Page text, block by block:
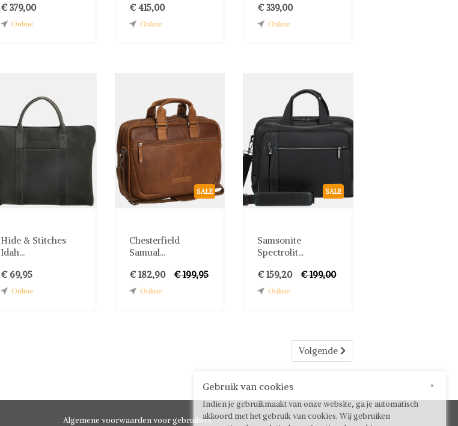
€ 379,00
Online
€ 415,00
Online
€ 339,00
Online
Hide & Stitches
Idah...
€ 69,95
Online
SALE
Chesterfield
Samual...
€ 182,90
€ 199,95
Online
SALE
Samsonite
Spectrolit...
€ 159,20
€ 199,00
Online
Volgende
Algemene voorwaarden voor gebruikers
×
Gebruik van cookies
Indien je gebruikmaakt van onze website, ga je automatisch
akkoord met het gebruik van cookies. Wij gebruiken